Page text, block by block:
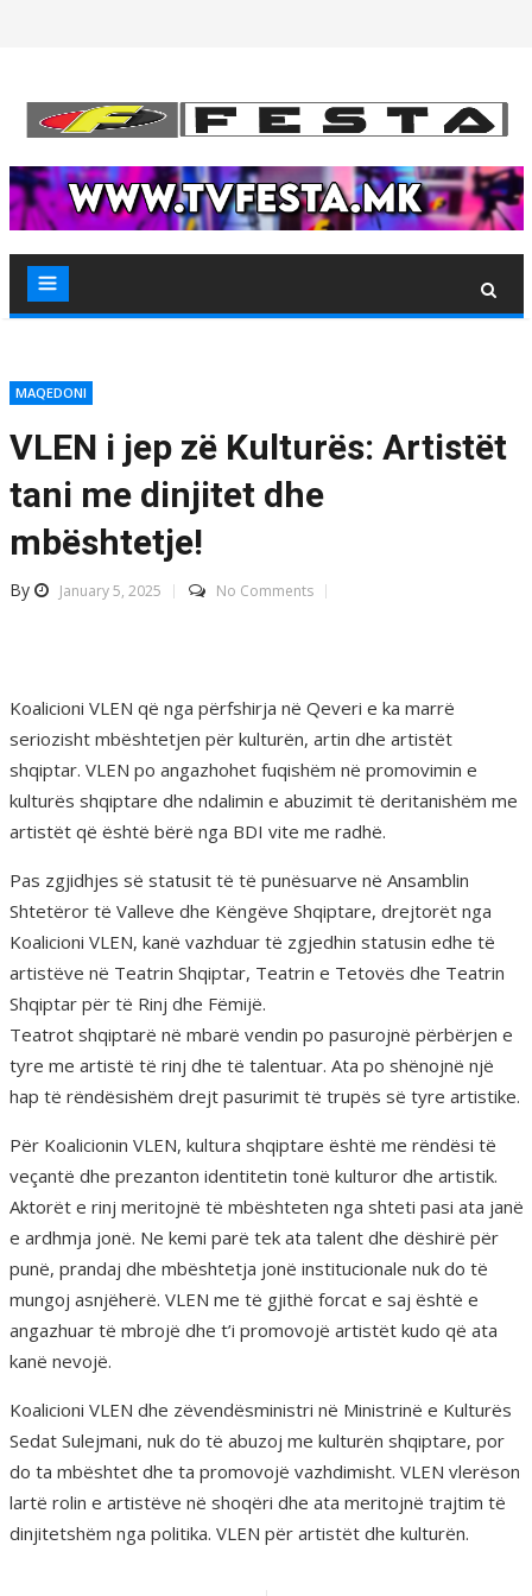
MAQEDONI
VLEN i jep zë Kulturës: Artistët
tani me dinjitet dhe
mbështetje!
By January 5, 2025 No Comments
Koalicioni VLEN që nga përfshirja në Qeveri e ka marrë
seriozisht mbështetjen për kulturën, artin dhe artistët
shqiptar. VLEN po angazhohet fuqishëm në promovimin e
kulturës shqiptare dhe ndalimin e abuzimit të deritanishëm me
artistët që është bërë nga BDI vite me radhë.
Pas zgjidhjes së statusit të të punësuarve në Ansamblin
Shtetëror të Valleve dhe Këngëve Shqiptare, drejtorët nga
Koalicioni VLEN, kanë vazhduar të zgjedhin statusin edhe të
artistëve në Teatrin Shqiptar, Teatrin e Tetovës dhe Teatrin
Shqiptar për të Rinj dhe Fëmijë.
Teatrot shqiptarë në mbarë vendin po pasurojnë përbërjen e
tyre me artistë të rinj dhe të talentuar. Ata po shënojnë një
hap të rëndësishëm drejt pasurimit të trupës së tyre artistike.
Për Koalicionin VLEN, kultura shqiptare është me rëndësi të
veçantë dhe prezanton identitetin tonë kulturor dhe artistik.
Aktorët e rinj meritojnë të mbështeten nga shteti pasi ata janë
e ardhmja jonë. Ne kemi parë tek ata talent dhe dëshirë për
punë, prandaj dhe mbështetja jonë institucionale nuk do të
mungoj asnjëherë. VLEN me të gjithë forcat e saj është e
angazhuar të mbrojë dhe t’i promovojë artistët kudo që ata
kanë nevojë.
Koalicioni VLEN dhe zëvendësministri në Ministrinë e Kulturës
Sedat Sulejmani, nuk do të abuzoj me kulturën shqiptare, por
do ta mbështet dhe ta promovojë vazhdimisht. VLEN vlerëson
lartë rolin e artistëve në shoqëri dhe ata meritojnë trajtim të
dinjitetshëm nga politika. VLEN për artistët dhe kulturën.